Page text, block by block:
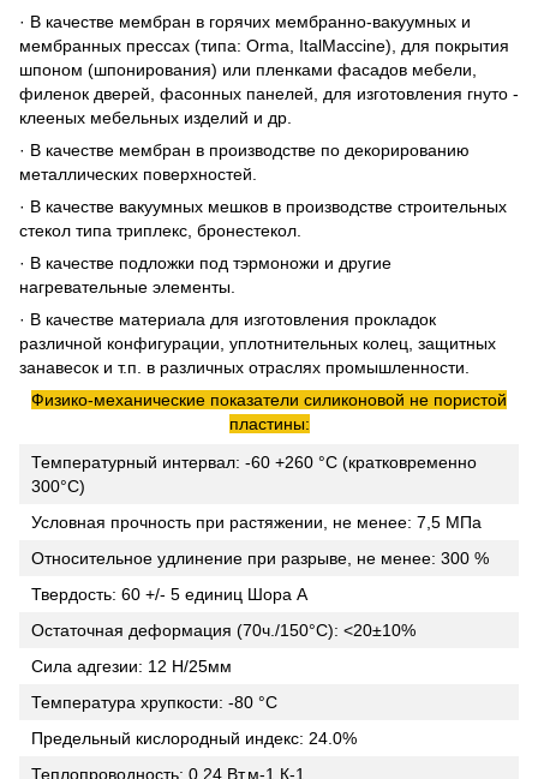
· В качестве мембран в горячих мембранно-вакуумных и
мембранных прессах (типа: Orma, ItalMaccine), для покрытия
шпоном (шпонирования) или пленками фасадов мебели,
филенок дверей, фасонных панелей, для изготовления гнуто -
клееных мебельных изделий и др.
· В качестве мембран в производстве по декорированию
металлических поверхностей.
· В качестве вакуумных мешков в производстве строительных
стекол типа триплекс, бронестекол.
· В качестве подложки под тэрмоножи и другие
нагревательные элементы.
· В качестве материала для изготовления прокладок
различной конфигурации, уплотнительных колец, защитных
занавесок и т.п. в различных отраслях промышленности.
Физико-механические показатели силиконовой не пористой
пластины:
Температурный интервал: -60 +260 °C (кратковременно
300°C)
Условная прочность при растяжении, не менее: 7,5 МПа
Относительное удлинение при разрыве, не менее: 300 %
Твердость: 60 +/- 5 единиц Шора А
Остаточная деформация (70ч./150°С): <20±10%
Сила адгезии: 12 Н/25мм
Температура хрупкости: -80 °C
Предельный кислородный индекс: 24.0%
Теплопроводность: 0.24 Вт.м-1.К-1